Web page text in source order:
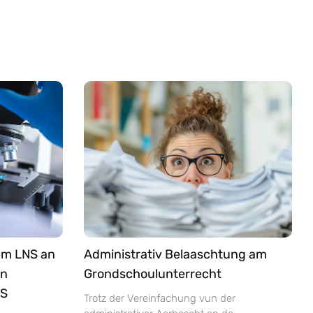
LNS an
Administrativ Belaaschtung am
Grondschoulunterrecht
Trotz der Vereinfachung vun der